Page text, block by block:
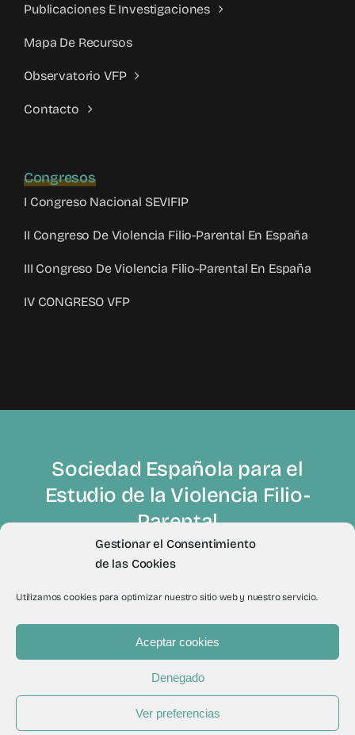
Gestionar el Consentimiento
de las Cookies
Utilizamos cookies para optimizar nuestro sitio web y nuestro servicio.
Aceptar cookies
Denegado
Ver preferencias
Publicaciones E Investigaciones
Mapa De Recursos
Observatorio VFP
Contacto
Congresos
I Congreso Nacional SEVIFIP
II Congreso De Violencia Filio-Parental En España
III Congreso De Violencia Filio-Parental En España
IV CONGRESO VFP
Sociedad Española para el
Estudio de la Violencia Filio-
Parental
© 2012 - 2026Todos los derechos reservados a Sevifip